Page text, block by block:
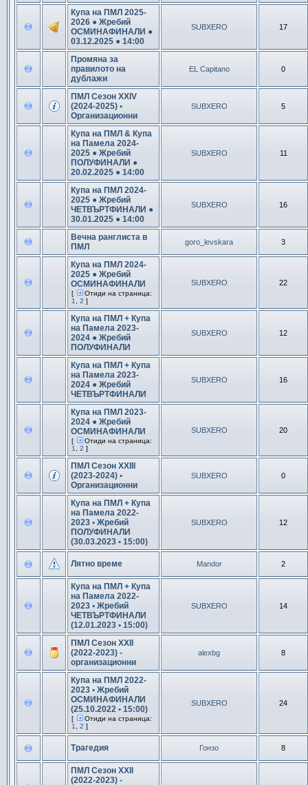
Купа на ПМЛ 2025-
2026 ● Жребий
ОСМИНАФИНАЛИ ●
03.12.2025 ● 14:00
SUBXERO 17
Промяна за
правилото на
дублажи
EL Capitano 0
ПМЛ Сезон XXIV
(2024-2025) •
Организационни
SUBXERO 5
Купа на ПМЛ & Купа
на Памела 2024-
2025 ● Жребий
ПОЛУФИНАЛИ ●
20.02.2025 ● 14:00
SUBXERO 11
Купа на ПМЛ 2024-
2025 ● Жребий
ЧЕТВЪРТФИНАЛИ ●
30.01.2025 ● 14:00
SUBXERO 16
Вечна ранглиста в
ПМЛ
goro_levskara 3
Купа на ПМЛ 2024-
2025 ● Жребий
ОСМИНАФИНАЛИ
[
Отиди на страница:
1
2 ]
SUBXERO 22
Купа на ПМЛ + Купа
на Памела 2023-
2024 ● Жребий
ПОЛУФИНАЛИ
SUBXERO 12
Купа на ПМЛ + Купа
на Памела 2023-
2024 ● Жребий
ЧЕТВЪРТФИНАЛИ
SUBXERO 16
Купа на ПМЛ 2023-
2024 ● Жребий
ОСМИНАФИНАЛИ
[
Отиди на страница:
1
2 ]
SUBXERO 20
ПМЛ Сезон XXIII
(2023-2024) •
Организационни
SUBXERO 0
Купа на ПМЛ + Купа
на Памела 2022-
2023 • Жребий
ПОЛУФИНАЛИ
(30.03.2023 • 15:00)
SUBXERO 12
Лятно време Mandor 2
Купа на ПМЛ + Купа
на Памела 2022-
2023 • Жребий
ЧЕТВЪРТФИНАЛИ
(12.01.2023 • 15:00)
SUBXERO 14
ПМЛ Сезон XXII
(2022-2023) -
организационни
alexbg 8
Купа на ПМЛ 2022-
2023 • Жребий
ОСМИНАФИНАЛИ
(25.10.2022 • 15:00)
[
Отиди на страница:
1
2 ]
SUBXERO 24
Трагедия Гонзо 8
ПМЛ Сезон XXII
(2022-2023) -